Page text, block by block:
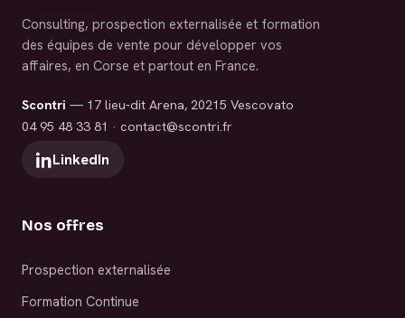
Consulting, prospection externalisée et formation
des équipes de vente pour développer vos
affaires, en Corse et partout en France.
Scontri — 17 lieu-dit Arena, 20215 Vescovato
04 95 48 33 81 · contact@scontri.fr
LinkedIn
Nos offres
Prospection externalisée
Formation Continue